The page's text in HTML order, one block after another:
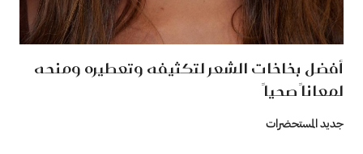
أفضل بخاخات الشعر لتكثيفه وتعطيره ومنحه
لمعاناً صحياً
جديد المستحضرات